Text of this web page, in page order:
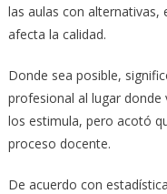
las aulas con
afecta la calidad.
Donde sea posible,
profesional al lugar
los estimula, pero acotó
proceso docente.
De acuerdo con